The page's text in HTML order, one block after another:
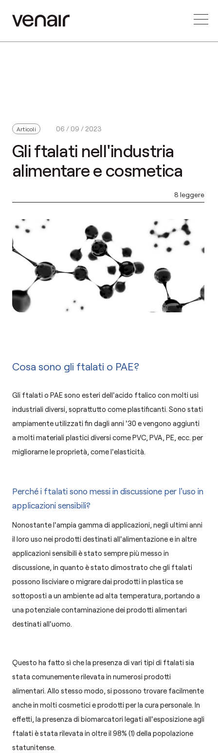
Articoli 06 / 09 / 2023
Gli ftalati nell'industria
alimentare e cosmetica
8 leggere
Cosa sono gli ftalati o PAE?
Gli ftalati o PAE sono esteri dell'acido ftalico con molti usi
industriali diversi, soprattutto come plastificanti. Sono stati
ampiamente utilizzati fin dagli anni '30 e vengono aggiunti
a molti materiali plastici diversi come PVC, PVA, PE, ecc. per
migliorarne le proprietà, come l'elasticità.
Perché i ftalati sono messi in discussione per l'uso in
applicazioni sensibili?
Nonostante l'ampia gamma di applicazioni, negli ultimi anni
il loro uso nei prodotti destinati all'alimentazione e in altre
applicazioni sensibili è stato sempre più messo in
discussione, in quanto è stato dimostrato che gli ftalati
possono lisciviare o migrare dai prodotti in plastica se
sottoposti a un ambiente ad alta temperatura, portando a
una potenziale contaminazione dei prodotti alimentari
destinati all'uomo.
Questo ha fatto sì che la presenza di vari tipi di ftalati sia
stata comunemente rilevata in numerosi prodotti
alimentari. Allo stesso modo, si possono trovare facilmente
anche in molti cosmetici e prodotti per la cura personale. In
effetti, la presenza di biomarcatori legati all'esposizione agli
ftalati è stata rilevata in oltre il 98% (1) della popolazione
statunitense.